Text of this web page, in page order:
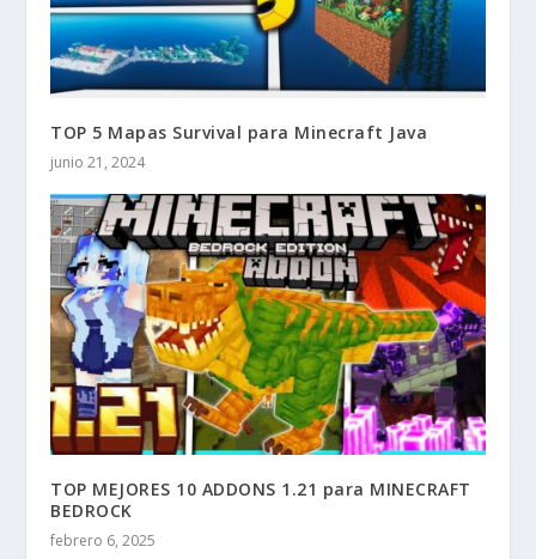
TOP 5 Mapas Survival para Minecraft Java
junio 21, 2024
TOP MEJORES 10 ADDONS 1.21 para MINECRAFT
BEDROCK
febrero 6, 2025